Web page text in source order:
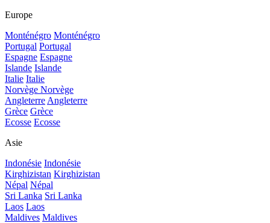
Europe
Monténégro Monténégro
Portugal Portugal
Espagne Espagne
Islande Islande
Italie Italie
Norvège Norvège
Angleterre Angleterre
Grèce Grèce
Ecosse Ecosse
Asie
Indonésie Indonésie
Kirghizistan Kirghizistan
Népal Népal
Sri Lanka Sri Lanka
Laos Laos
Maldives Maldives